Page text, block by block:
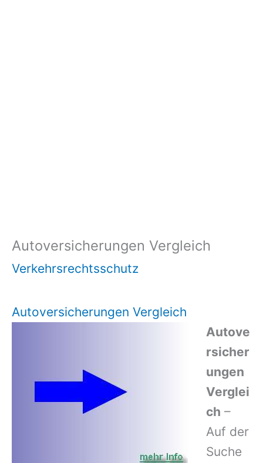
Autoversicherungen Vergleich
Verkehrsrechtsschutz
Autoversicherungen Vergleich
Autove
rsicher
ungen
Verglei
ch –
Auf der
Suche